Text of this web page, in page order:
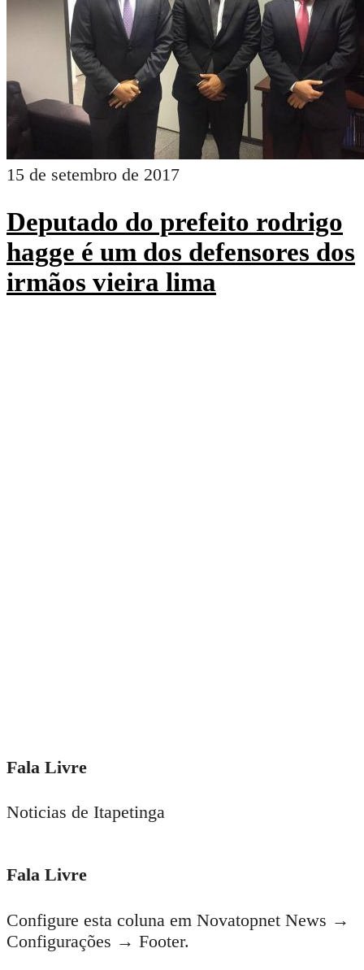
15 de setembro de 2017
Deputado do prefeito rodrigo
hagge é um dos defensores dos
irmãos vieira lima
Fala Livre
Noticias de Itapetinga
Fala Livre
Configure esta coluna em Novatopnet News →
Configurações → Footer.